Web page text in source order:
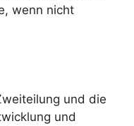
wenn nicht
und die
und